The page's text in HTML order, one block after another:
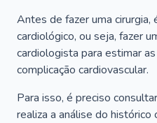
Antes de fazer uma
cardiológico, ou seja, fazer
cardiologista para estimar
complicação cardiovascular.
Para isso, é preciso
realiza a análise do